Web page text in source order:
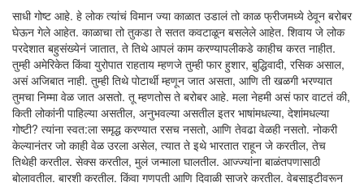
साधी गोष्ट आहे. हे लोक त्यांचं विमान ज्या काळात उडालं तो काळ फ्रीजमध्ये ठेवून बरोबर
घेऊन गेले आहेत. काळाचा तो तुकडा ते सतत कवटाळून बसलेले आहेत. शिवाय जे लोक
परदेशात बहुसंख्येनं जातात, ते तिथे आपलं काम करण्यापलीकडे काहीच करत नाहीत.
तुम्ही अमेरिकेत किंवा युरोपात राहताय म्हणजे तुम्ही फार हुशार, बुद्धिवादी, रसिक असाल,
असं अजिबात नाही. तुम्ही तिथे पोटार्थी म्हणून जात असता, आणि ती खळगी भरण्यात
तुमचा निम्मा वेळ जात असतो. तू म्हणतोस ते बरोबर आहे. मला नेहमी असं फार वाटतं की,
किती लोकांनी पाहिल्या असतील, अनुभवल्या असतील इतर भाषांमधल्या, देशांमधल्या
गोष्टी? त्यांना स्वत:ला समृद्ध करण्यात रसच नसतो, आणि तेवढा वेळही नसतो. नोकरी
केल्यानंतर जो काही वेळ उरला असेल, त्यात ते इथे भारतात राहून जे करतील, तेच
तिथेही करतील. सेक्स करतील, मुलं जन्माला घालतील. आज्ज्यांना बाळंतपणासाठी
बोलावतील. बारशी करतील. किंवा गणपती आणि दिवाळी साजरे करतील. वेबसाइटीवरून